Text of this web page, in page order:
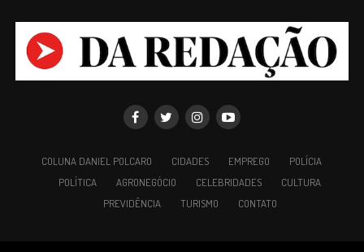
COLUNA DANIEL POLCARO CIDADES EMPREGO
POLÍCIA
POLÍTICA
AGRONEGÓCIO CELEBRIDADES
CULTURA
PREVIDÊNCIA
TURISMO CONTATO